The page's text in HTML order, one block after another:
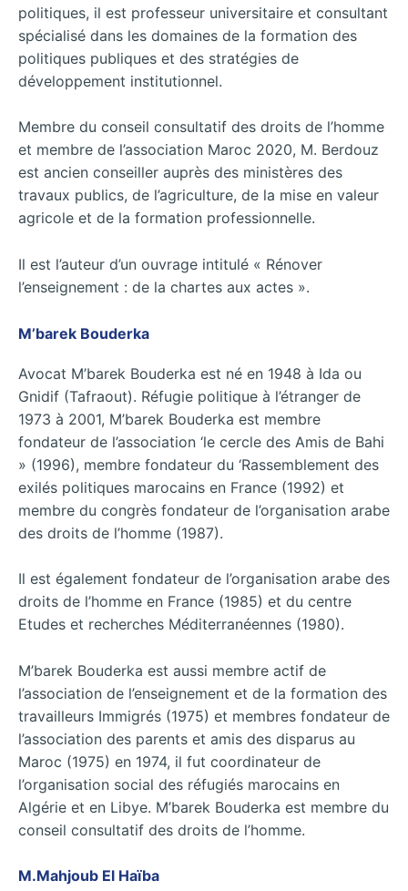
politiques, il est professeur universitaire et consultant
spécialisé dans les domaines de la formation des
politiques publiques et des stratégies de
développement institutionnel.
Membre du conseil consultatif des droits de l’homme
et membre de l’association Maroc 2020, M. Berdouz
est ancien conseiller auprès des ministères des
travaux publics, de l’agriculture, de la mise en valeur
agricole et de la formation professionnelle.
Il est l’auteur d’un ouvrage intitulé « Rénover
l’enseignement : de la chartes aux actes ».
M’barek Bouderka
Avocat M’barek Bouderka est né en 1948 à Ida ou
Gnidif (Tafraout). Réfugie politique à l’étranger de
1973 à 2001, M’barek Bouderka est membre
fondateur de l’association ‘le cercle des Amis de Bahi
» (1996), membre fondateur du ‘Rassemblement des
exilés politiques marocains en France (1992) et
membre du congrès fondateur de l’organisation arabe
des droits de l’homme (1987).
Il est également fondateur de l’organisation arabe des
droits de l’homme en France (1985) et du centre
Etudes et recherches Méditerranéennes (1980).
M’barek Bouderka est aussi membre actif de
l’association de l’enseignement et de la formation des
travailleurs Immigrés (1975) et membres fondateur de
l’association des parents et amis des disparus au
Maroc (1975) en 1974, il fut coordinateur de
l’organisation social des réfugiés marocains en
Algérie et en Libye. M’barek Bouderka est membre du
conseil consultatif des droits de l’homme.
M.Mahjoub El Haïba